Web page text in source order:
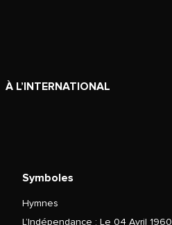
À L’INTERNATIONAL
Symboles
Hymnes
L’Indépendance : Le 04 Avril 1960